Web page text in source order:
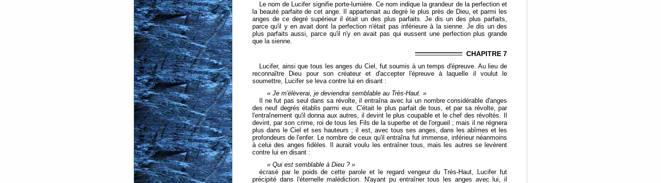
Le nom de Lucifer signifie porte-lumière. Ce nom indique la grandeur de la perfection et
la beauté parfaite de cet ange. Il appartenait au degré le plus près de Dieu, et parmi les
anges de ce degré supérieur il était un des plus parfaits. Je dis un des plus parfaits,
parce qu'il y en avait dont la perfection n'était pas inférieure à la sienne. Je dis un des
plus parfaits aussi, parce qu'il n'y en avait pas qui eussent une perfection plus grande
que la sienne.
CHAPITRE 7
Lucifer, ainsi que tous les anges du Ciel, fut soumis à un temps d'épreuve. Au lieu de
reconnaître Dieu pour son créateur et d'accepter l'épreuve à laquelle il voulut le
soumettre, Lucifer se leva contre lui en disant :
« Je m'élèverai, je deviendrai semblable au Très-Haut. »
Il ne fut pas seul dans sa révolte, il entraîna avec lui un nombre considérable d'anges
des neuf degrés établis parmi eux. C'était le plus parfait de tous, et par sa révolte, par
l'entraînement qu'il donna aux autres, il devint le plus coupable et le chef des révoltés. Il
devint, par son crime, roi de tous les Fils de la superbe et de l'orgueil ; mais il ne régnera
plus dans le Ciel et ses hauteurs ; il est, avec tous ses anges, dans les abîmes et les
profondeurs de l'enfer. Le nombre de ceux qu'il entraîna fut immense, inférieur néanmoins
à celui des anges fidèles. Il aurait voulu les entraîner tous, mais les autres se levèrent
contre lui en disant :
« Qui est semblable à Dieu ? »
écrasé par le poids de cette parole et le regard vengeur du Très-Haut, Lucifer fut
précipité dans l'éternelle malédiction. N'ayant pu entraîner tous les anges avec lui, il